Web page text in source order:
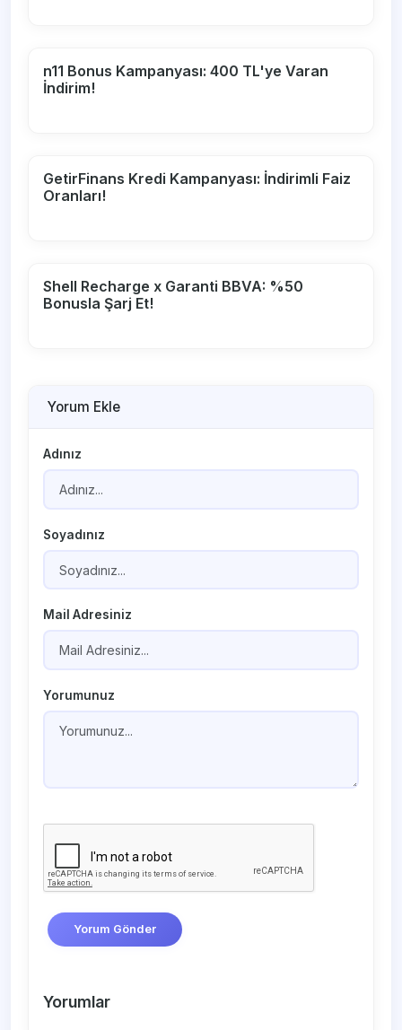
n11 Bonus Kampanyası: 400 TL'ye Varan
İndirim!
GetirFinans Kredi Kampanyası: İndirimli Faiz
Oranları!
Shell Recharge x Garanti BBVA: %50
Bonusla Şarj Et!
Yorum Ekle
Adınız
Soyadınız
Mail Adresiniz
Yorumunuz
Yorum Gönder
Yorumlar